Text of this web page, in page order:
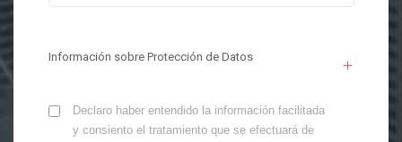
Información sobre Protección de Datos
Declaro haber entendido la información facilitada
y consiento el tratamiento que se efectuará de